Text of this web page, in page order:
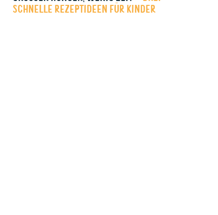
SCHNELLE REZEPTIDEEN FÜR KINDER